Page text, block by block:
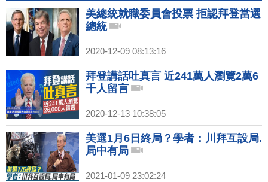
美總統就職委員會投票 拒認拜登當選
總統
2020-12-09 08:13:16
拜登講話吐真言 近241萬人瀏覽2萬6
千人留言
2020-12-13 10:38:05
美選1月6日終局？學者：川拜互設局.
局中有局
2021-01-09 23:02:24